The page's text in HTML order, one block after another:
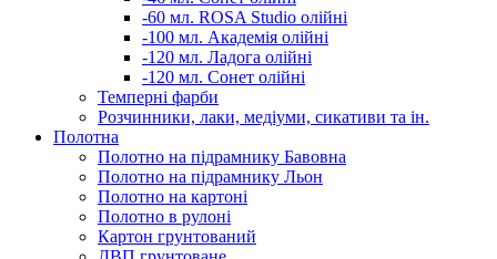
-60 мл. ROSA Studio олійні
-100 мл. Академія олійні
-120 мл. Ладога олійні
-120 мл. Сонет олійні
Темперні фарби
Розчинники, лаки, медіуми, сикативи та ін.
Полотна
Полотно на підрамнику Бавовна
Полотно на підрамнику Льон
Полотно на картоні
Полотно в рулоні
Картон грунтований